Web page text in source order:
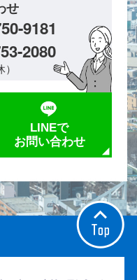
せ
9181
2080
LINEで
お問い合わせ